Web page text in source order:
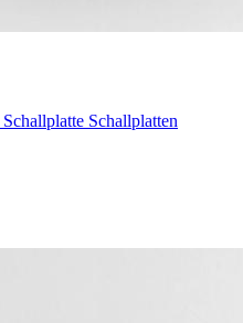
Schallplatten